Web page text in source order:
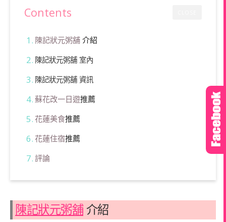
Contents
陳記狀元粥舖介紹
陳記狀元粥舖 室內
陳記狀元粥舖 資訊
蘇花改一日遊推薦
花蓮美食推薦
花蓮住宿推薦
評論
陳記狀元粥舖介紹